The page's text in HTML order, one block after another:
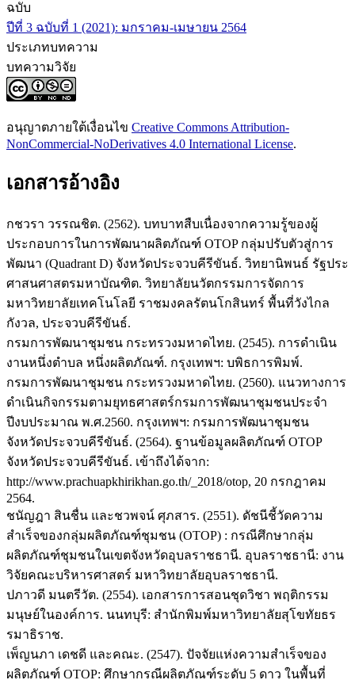
ฉบับ
ปีที่ 3 ฉบับที่ 1 (2021): มกราคม-เมษายน 2564
ประเภทบทความ
บทความวิจัย
อนุญาตภายใต้เงื่อนไข Creative Commons Attribution-
NonCommercial-NoDerivatives 4.0 International License.
เอกสารอ้างอิง
กชวรา วรรณชิต. (2562). บทบาทสืบเนื่องจากความรู้ของผู้
ประกอบการในการพัฒนาผลิตภัณฑ์ OTOP กลุ่มปรับตัวสู่การ
พัฒนา (Quadrant D) จังหวัดประจวบคีรีขันธ์. วิทยานิพนธ์ รัฐประ
ศาสนศาสตรมหาบัณฑิต. วิทยาลัยนวัตกรรมการจัดการ
มหาวิทยาลัยเทคโนโลยี ราชมงคลรัตนโกสินทร์ พื้นที่วังไกล
กังวล, ประจวบคีรีขันธ์.
กรมการพัฒนาชุมชน กระทรวงมหาดไทย. (2545). การดำเนิน
งานหนึ่งตำบล หนึ่งผลิตภัณฑ์. กรุงเทพฯ: บพิธการพิมพ์.
กรมการพัฒนาชุมชน กระทรวงมหาดไทย. (2560). แนวทางการ
ดำเนินกิจกรรมตามยุทธศาสตร์กรมการพัฒนาชุมชนประจำ
ปีงบประมาณ พ.ศ.2560. กรุงเทพฯ: กรมการพัฒนาชุมชน
จังหวัดประจวบคีรีขันธ์. (2564). ฐานข้อมูลผลิตภัณฑ์ OTOP
จังหวัดประจวบคีรีขันธ์. เข้าถึงได้จาก:
http://www.prachuapkhirikhan.go.th/_2018/otop, 20 กรกฎาคม
2564.
ชนัญฎา สินชื่น และชวพจน์ ศุภสาร. (2551). ดัชนีชี้วัดความ
สำเร็จของกลุ่มผลิตภัณฑ์ชุมชน (OTOP) : กรณีศึกษากลุ่ม
ผลิตภัณฑ์ชุมชนในเขตจังหวัดอุบลราชธานี. อุบลราชธานี: งาน
วิจัยคณะบริหารศาสตร์ มหาวิทยาลัยอุบลราชธานี.
ปภาวดี มนตรีวัต. (2554). เอกสารการสอนชุดวิชา พฤติกรรม
มนุษย์ในองค์การ. นนทบุรี: สำนักพิมพ์มหาวิทยาลัยสุโขทัยธร
รมาธิราช.
เพ็ญนภา เดชดี และคณะ. (2547). ปัจจัยแห่งความสำเร็จของ
ผลิตภัณฑ์ OTOP: ศึกษากรณีผลิตภัณฑ์ระดับ 5 ดาว ในพื้นที่